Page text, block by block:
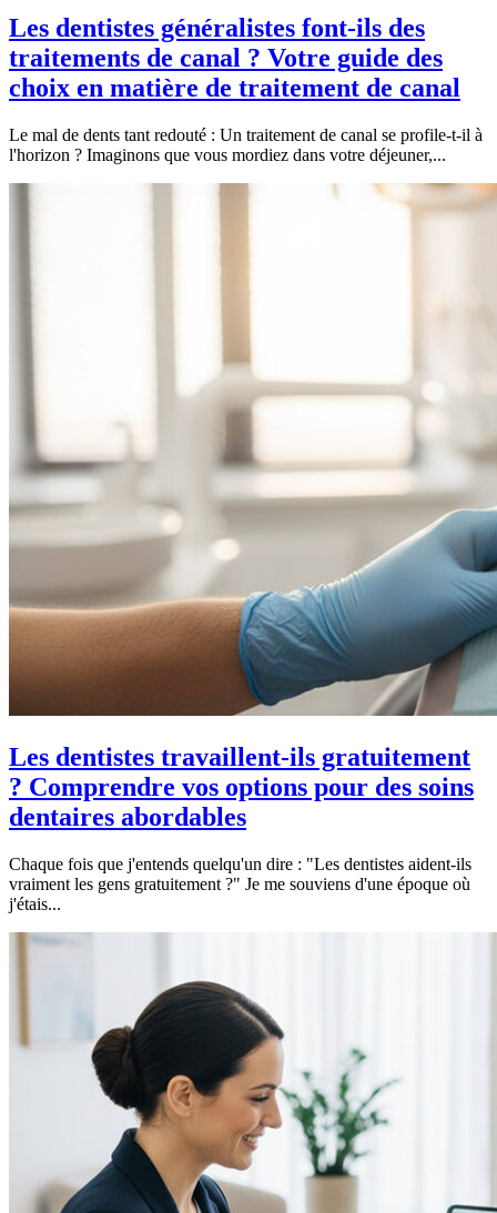
Les dentistes généralistes font-ils des
traitements de canal ? Votre guide des
choix en matière de traitement de canal
Le mal de dents tant redouté : Un traitement de canal se profile-t-il à
l'horizon ? Imaginons que vous mordiez dans votre déjeuner,...
Les dentistes travaillent-ils gratuitement
? Comprendre vos options pour des soins
dentaires abordables
Chaque fois que j'entends quelqu'un dire : "Les dentistes aident-ils
vraiment les gens gratuitement ?" Je me souviens d'une époque où
j'étais...